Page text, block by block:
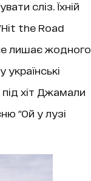
сліз. Їхній
the Road
лишає жодного
хіт Джамали
"Ой у лузі